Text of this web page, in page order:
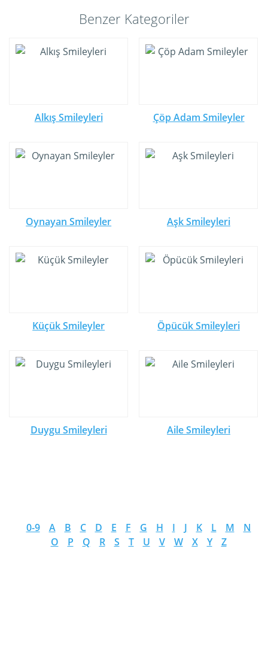
Benzer Kategoriler
Alkış Smileyleri Çöp Adam Smileyler
Oynayan Smileyler Aşk Smileyleri
Küçük Smileyler Öpücük Smileyleri
Duygu Smileyleri Aile Smileyleri
0-9 A B C D E F G H I J K L M
N
O
P Q R S T U V W X Y Z